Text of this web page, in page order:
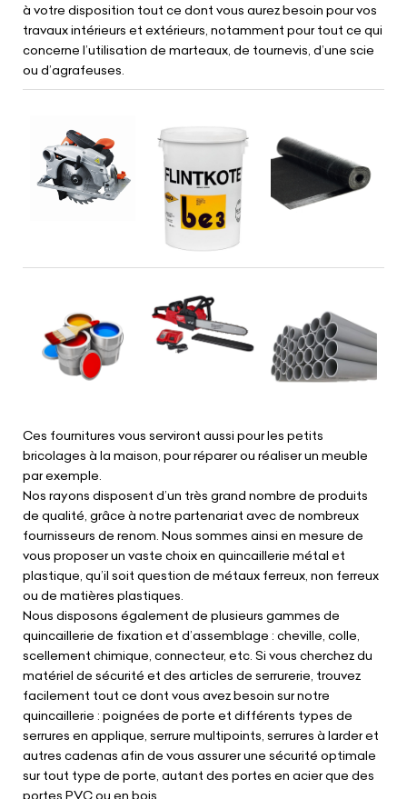
à votre disposition tout ce dont vous aurez besoin pour vos
travaux intérieurs et extérieurs, notamment pour tout ce qui
concerne l’utilisation de marteaux, de tournevis, d’une scie
ou d’agrafeuses.
Ces fournitures vous serviront aussi pour les petits
bricolages à la maison, pour réparer ou réaliser un meuble
par exemple.
Nos rayons disposent d’un très grand nombre de produits
de qualité, grâce à notre partenariat avec de nombreux
fournisseurs de renom. Nous sommes ainsi en mesure de
vous proposer un vaste choix en quincaillerie métal et
plastique, qu’il soit question de métaux ferreux, non ferreux
ou de matières plastiques.
Nous disposons également de plusieurs gammes de
quincaillerie de fixation et d’assemblage : cheville, colle,
scellement chimique, connecteur, etc. Si vous cherchez du
matériel de sécurité et des articles de serrurerie, trouvez
facilement tout ce dont vous avez besoin sur notre
quincaillerie : poignées de porte et différents types de
serrures en applique, serrure multipoints, serrures à larder et
autres cadenas afin de vous assurer une sécurité optimale
sur tout type de porte, autant des portes en acier que des
portes PVC ou en bois.